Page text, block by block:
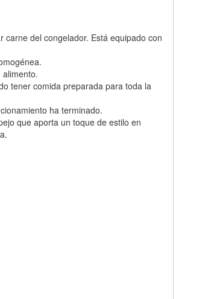
del congelador. Está equipado con
tener comida preparada para toda la
ha terminado.
que aporta un toque de estilo en